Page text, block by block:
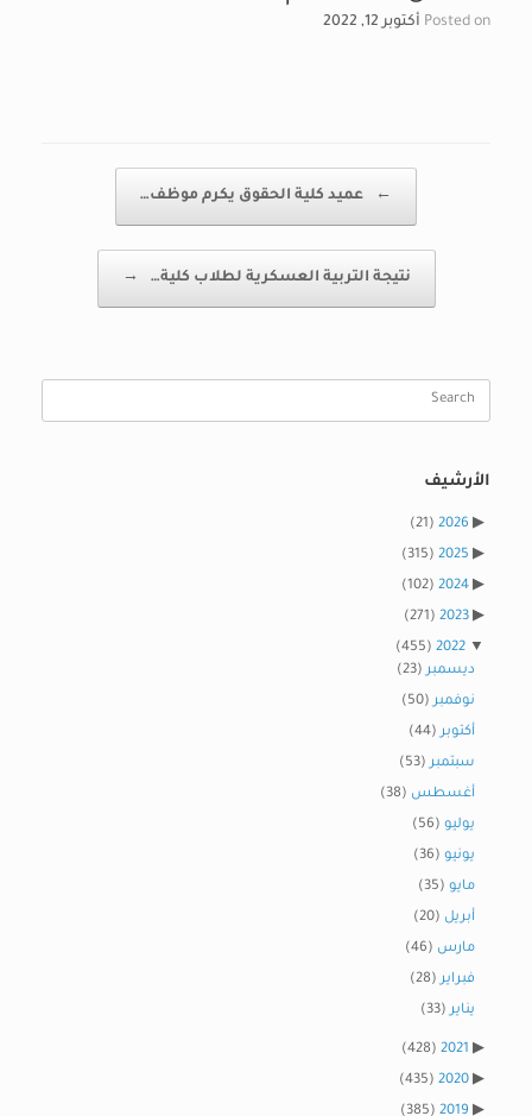
Posted on أكتوبر 12, 2022
← عميد كلية الحقوق يكرم موظف…
نتيجة التربية العسكرية لطلاب كلية… →
Search
الأرشيف
2026
(21)
2025
(315)
2024
(102)
2023
(271)
2022
(455)
ديسمبر(23)
نوفمبر(50)
أكتوبر(44)
سبتمبر(53)
أغسطس (38)
يوليو (56)
يونيو (36)
مايو (35)
أبريل (20)
مارس (46)
فبراير(28)
يناير(33)
2021
(428)
2020
(435)
2019
(385)